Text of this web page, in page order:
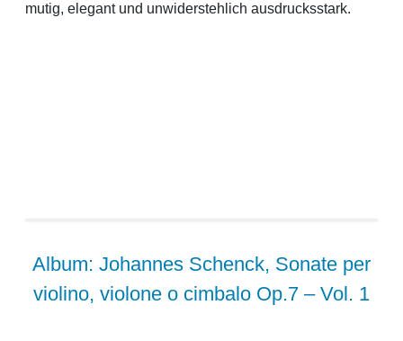
mutig, elegant und unwiderstehlich ausdrucksstark.
Album: Johannes Schenck, Sonate per
violino, violone o cimbalo Op.7 – Vol. 1